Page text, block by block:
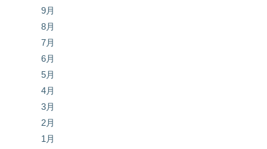
9月
8月
7月
6月
5月
4月
3月
2月
1月